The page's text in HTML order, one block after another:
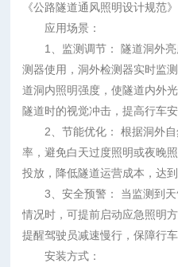
《公路隧道通风照明设计规范》
应用场景：
1、监测调节： 隧道洞外亮
测器使用，洞外检测器实时监
道洞内照明强度，使隧道内外
隧道时的视觉冲击，提高行车安
2、节能优化： 根据洞外自
率，避免白天过度照明或夜晚
投放，降低隧道运营成本，达到
3、安全预警： 当监测到天
情况时，可提前启动应急照明
提醒驾驶员减速慢行，保障行车
安装方式：